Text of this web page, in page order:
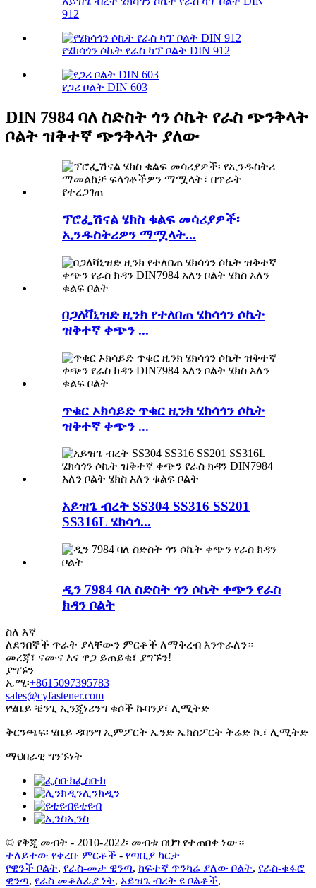
912
የሄክሳጎን ሶኬት የራስ ካፕ ቦልት DIN 912
የጋሪ ቦልት DIN 603
DIN 7984 ባለ ስድስት ጎን ሶኬት የራስ ጭንቅላት
ቦልት ዝቅተኛ ጭንቅላት ያለው
ፕሮፌሽናል ሄክስ ቁልፍ መሳሪያዎች፡
ኢንዱስትሪዎን ማሟላት...
በጋለቫኒዝድ ዚንክ የተለበጠ ሄክሳጎን ሶኬት
ዝቅተኛ ቀጭን ...
ጥቁር ኦክሳይድ ጥቁር ዚንክ ሄክሳጎን ሶኬት
ዝቅተኛ ቀጭን ...
አይዝጌ ብረት SS304 SS316 SS201
SS316L ሄክሳጎ...
ዲን 7984 ባለ ስድስት ጎን ሶኬት ቀጭን የራስ
ክዳን ቦልት
ስለ እኛ
ለደንበኞች ጥራት ያላቸውን ምርቶች ለማቅረብ እንጥራለን።
መረጃ፣ ናሙና እና ዋጋ ይጠይቁ፣ ያግኙን!
ያግኙን
ኤሚ፡+8615097395783
sales@cyfastener.com
የሄቤይ ቼንጊ ኢንጂነሪንግ ቁሶች ኩባንያ፣ ሊሚትድ
ቅርንጫፍ፡ ሄቤይ ዳባንግ ኢምፖርት ኤንድ ኤክስፖርት ትሬድ ኮ.፣ ሊሚትድ
ማህበራዊ ግንኙነት
ፌስቡክ
ሊንክዲን
ዩቲዩብ
ኢንስ
© የቅጂ መብት - 2010-2022፡ መብቱ በህግ የተጠበቀ ነው።
ተለይተው የቀረቡ ምርቶች - የጣቢያ ካርታ
የዊንች ቦልት, የራስ-መታ ዊንጣ, ከፍተኛ ጥንካሬ ያለው ቦልት, የራስ-ቁፋሮ
ዊንጣ, የራስ መቆለፊያ ነት, አይዝጌ ብረት ዩ ቦልቶች,